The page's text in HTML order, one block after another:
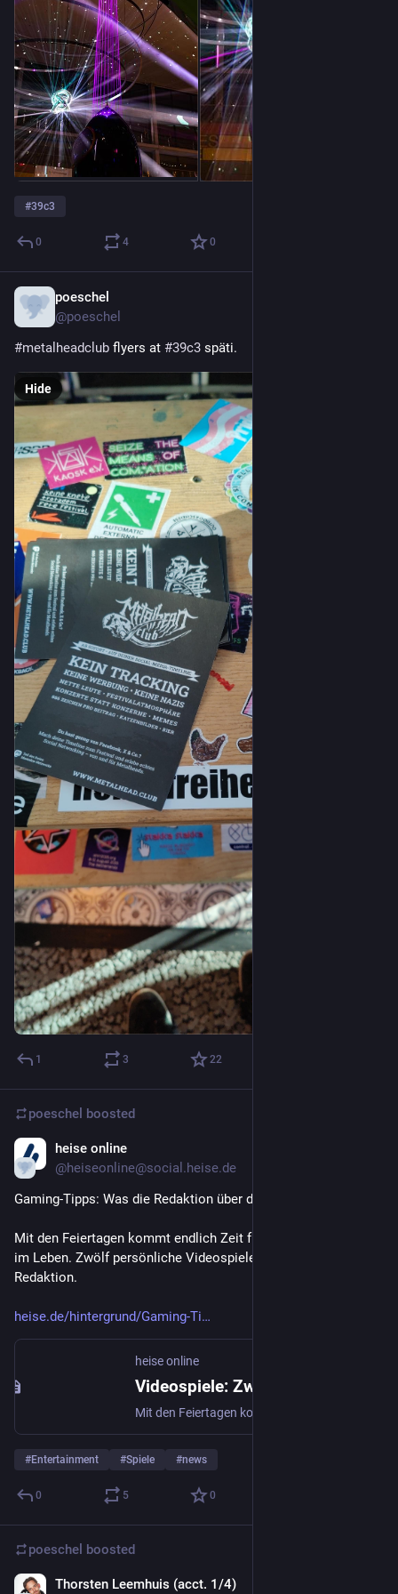
#39c3
0 4 0
poeschel
@poeschel
#metalheadclub flyers at #39c3 späti.
Hide
1 3 22
poeschel boosted
heise online
@heiseonline@social.heise.de
Gaming-Tipps: Was die Redaktion über die Feiertage spielt
Mit den Feiertagen kommt endlich Zeit für die wichtigen Dinge
im Leben. Zwölf persönliche Videospielempfehlungen aus der
Redaktion.
heise.de/hintergrund/Gaming-Ti
heise online
#Entertainment #Spiele #news
0 5 0
poeschel boosted
Thorsten Leemhuis (acct. 1/4)